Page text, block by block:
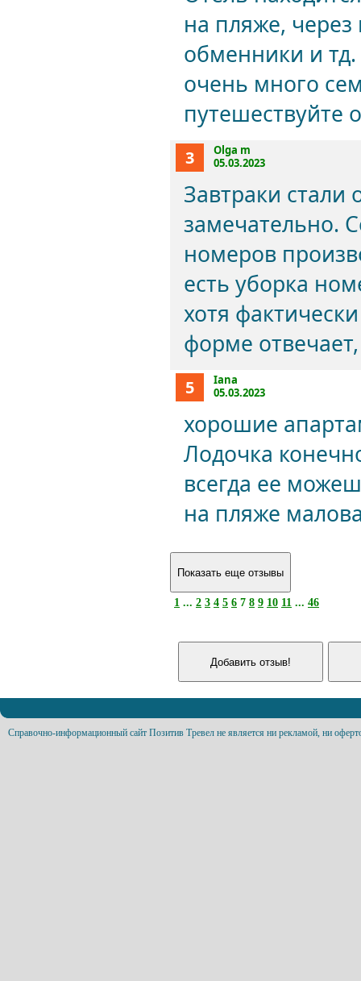
на пляже,
обменники и тд.
очень много
путешествуйте
3
Olga m
05.03.2023
Завтраки стали
замечательно.
номеров
есть уборка
хотя
форме
5
Iana
05.03.2023
хорошие
Лодочка
всегда ее
на пляже
1 ... 2 3 4 5 6 7 8 9 10 11 ... 46
Справочно-информационный сайт Позитив Тревел не является ни рекламой, ни